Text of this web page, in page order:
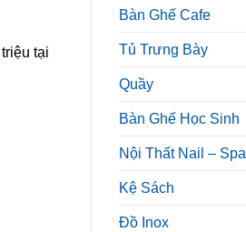
Bàn Ghế Cafe
Tủ Trưng Bày
Quầy
Bàn Ghế Học Sinh
Nội Thất Nail – Spa
Kệ Sách
Đồ Inox
tại